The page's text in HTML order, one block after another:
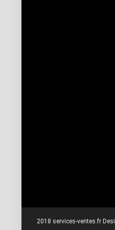
2018 services-ventes.fr